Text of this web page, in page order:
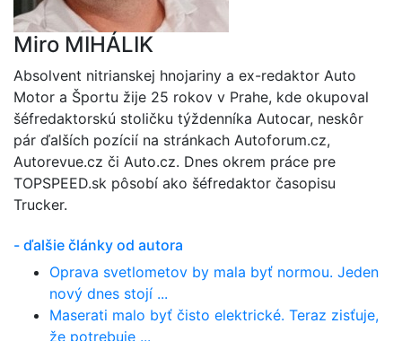
Miro MIHÁLIK
Absolvent nitrianskej hnojariny a ex-redaktor Auto
Motor a Športu žije 25 rokov v Prahe, kde okupoval
šéfredaktorskú stoličku týždenníka Autocar, neskôr
pár ďalších pozícií na stránkach Autoforum.cz,
Autorevue.cz či Auto.cz. Dnes okrem práce pre
TOPSPEED.sk pôsobí ako šéfredaktor časopisu
Trucker.
- ďalšie články od autora
Oprava svetlometov by mala byť normou. Jeden
nový dnes stojí ...
Maserati malo byť čisto elektrické. Teraz zisťuje,
že potrebuje ...